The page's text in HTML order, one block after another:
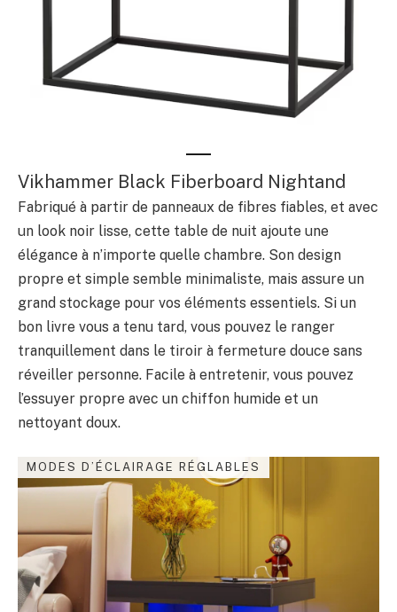
Vikhammer Black Fiberboard Nightand
Fabriqué à partir de panneaux de fibres fiables, et avec
un look noir lisse, cette table de nuit ajoute une
élégance à n’importe quelle chambre. Son design
propre et simple semble minimaliste, mais assure un
grand stockage pour vos éléments essentiels. Si un
bon livre vous a tenu tard, vous pouvez le ranger
tranquillement dans le tiroir à fermeture douce sans
réveiller personne. Facile à entretenir, vous pouvez
l’essuyer propre avec un chiffon humide et un
nettoyant doux.
MODES D’ÉCLAIRAGE RÉGLABLES